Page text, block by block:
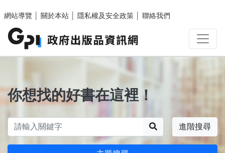
網站導覽
關於本站 隱私權及安全政策 聯絡我們
你想找的好書在這裡！
進階搜尋